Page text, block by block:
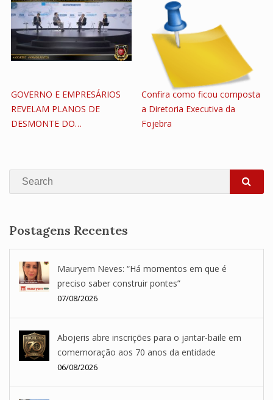
GOVERNO E EMPRESÁRIOS
REVELAM PLANOS DE
DESMONTE DO…
Confira como ficou composta
a Diretoria Executiva da
Fojebra
Search
Postagens Recentes
Mauryem Neves: “Há momentos em que é
preciso saber construir pontes”
07/08/2026
Abojeris abre inscrições para o jantar-baile em
comemoração aos 70 anos da entidade
06/08/2026